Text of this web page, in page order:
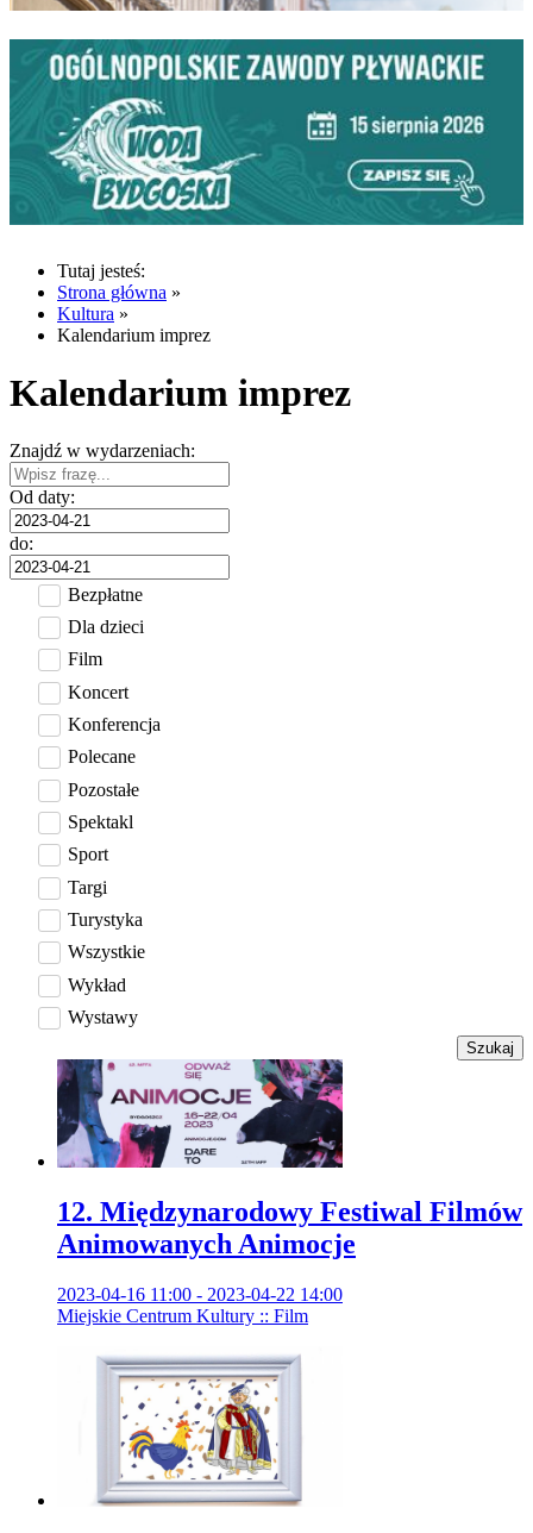
Tutaj jesteś:
Strona główna »
Kultura »
Kalendarium imprez
Kalendarium imprez
Znajdź w wydarzeniach:
Od daty:
do:
Bezpłatne
Dla dzieci
Film
Koncert
Konferencja
Polecane
Pozostałe
Spektakl
Sport
Targi
Turystyka
Wszystkie
Wykład
Wystawy
Szukaj
12. Międzynarodowy Festiwal Filmów
Animowanych Animocje
2023-04-16 11:00 - 2023-04-22 14:00
Miejskie Centrum Kultury :: Film